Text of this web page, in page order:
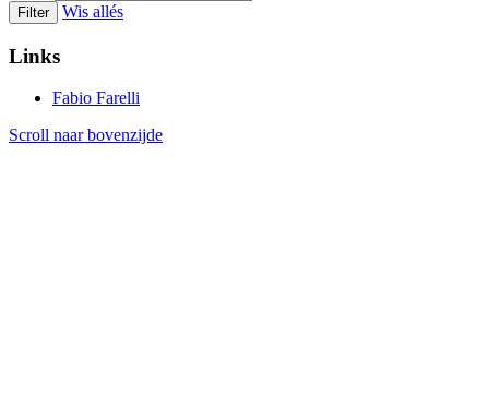
Filter Wis allés
Links
Fabio Farelli
Scroll naar bovenzijde